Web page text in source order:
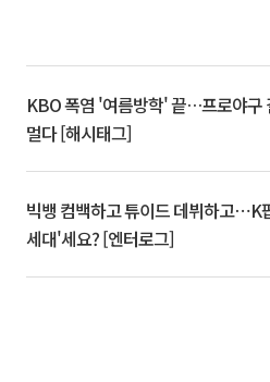
KBO 폭염 '여름방학' 끝…프로야구
멀다 [해시태그]
빅뱅 컴백하고 튜이드 데뷔하고⋯K
세대'세요? [엔터로그]